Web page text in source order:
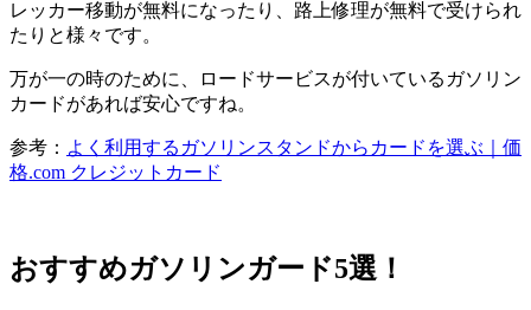
レッカー移動が無料になったり、路上修理が無料で受けられ
たりと様々です。
万が一の時のために、ロードサービスが付いているガソリン
カードがあれば安心ですね。
参考： よく利用するガソリンスタンドからカードを選ぶ｜価
格.com クレジットカード
おすすめガソリンガード5選！